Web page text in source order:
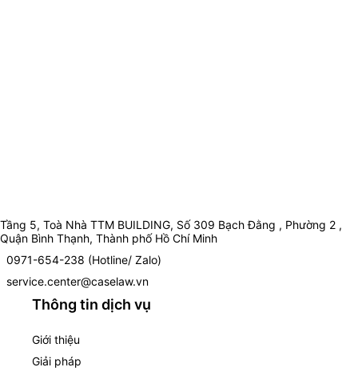
Tầng 5, Toà Nhà TTM BUILDING, Số 309 Bạch Đằng , Phường 2 ,
Quận Bình Thạnh, Thành phố Hồ Chí Minh
0971-654-238 (Hotline/ Zalo)
service.center@caselaw.vn
Thông tin dịch vụ
Giới thiệu
Giải pháp